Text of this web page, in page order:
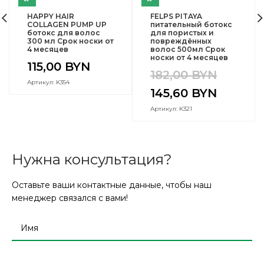
HAPPY HAIR
COLLAGEN PUMP UP
ботокс для волос
300 мл Срок носки от
4 месяцев
115,00 BYN
Артикул: K354
FELPS PITAYA
питательный ботокс
для пористых и
повреждённых
волос 500мл Срок
носки от 4 месяцев
182,00BYN
145,60 BYN
Артикул: K321
Нужна консультация?
Оставьте ваши контактные данные, чтобы наш
менеджер связался с вами!